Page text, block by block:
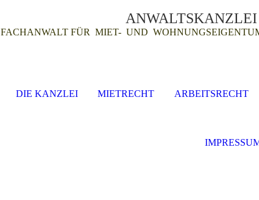
FACHANWALT FÜR MIET- UND
DIE KANZLEI MIETRECHT ARBEITSRECHT